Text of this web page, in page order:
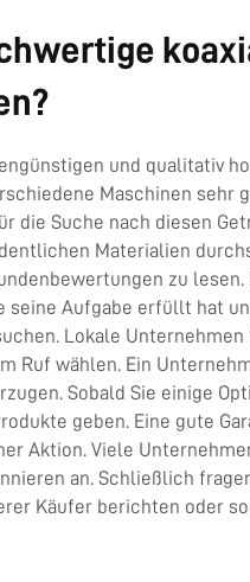
und qualitativ
Maschinen sehr
die Suche nach diesen
Materialien
zu
seine Aufgabe erfüllt hat
Lokale
Ruf wählen. Ein
Sobald Sie einige
geben. Eine gute
Aktion. Viele
an. Schließlich
Käufer berichten oder